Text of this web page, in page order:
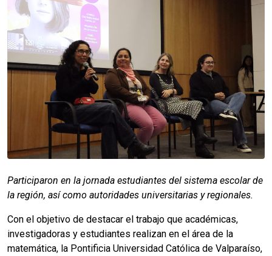
Participaron en la jornada estudiantes del sistema escolar de
la región, así como autoridades universitarias y regionales.
Con el objetivo de destacar el trabajo que académicas,
investigadoras y estudiantes realizan en el área de la
matemática, la Pontificia Universidad Católica de Valparaíso,